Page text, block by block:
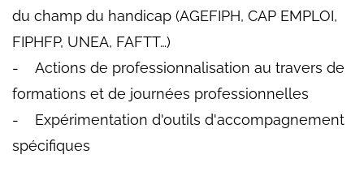
du champ du handicap (AGEFIPH, CAP EMPLOI,
FIPHFP, UNEA, FAFTT…)
- Actions de professionnalisation au travers de
formations et de journées professionnelles
- Expérimentation d'outils d'accompagnement
spécifiques